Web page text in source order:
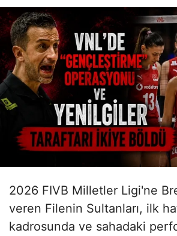
2026 FIVB Milletler Ligi'ne
veren Filenin Sultanları, ilk
kadrosunda ve sahadaki